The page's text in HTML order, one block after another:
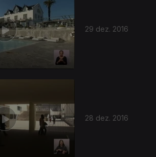
29 dez. 2016
28 dez. 2016